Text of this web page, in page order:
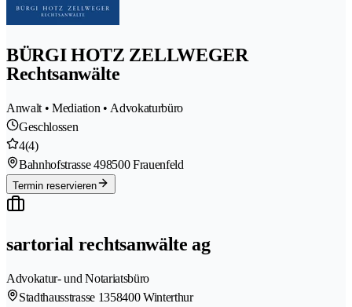
BÜRGI HOTZ ZELLWEGER
Rechtsanwälte
Anwalt • Mediation • Advokaturbüro
Geschlossen
4(4)
Bahnhofstrasse 498500 Frauenfeld
Termin reservieren
sartorial rechtsanwälte ag
Advokatur- und Notariatsbüro
Stadthausstrasse 1358400 Winterthur